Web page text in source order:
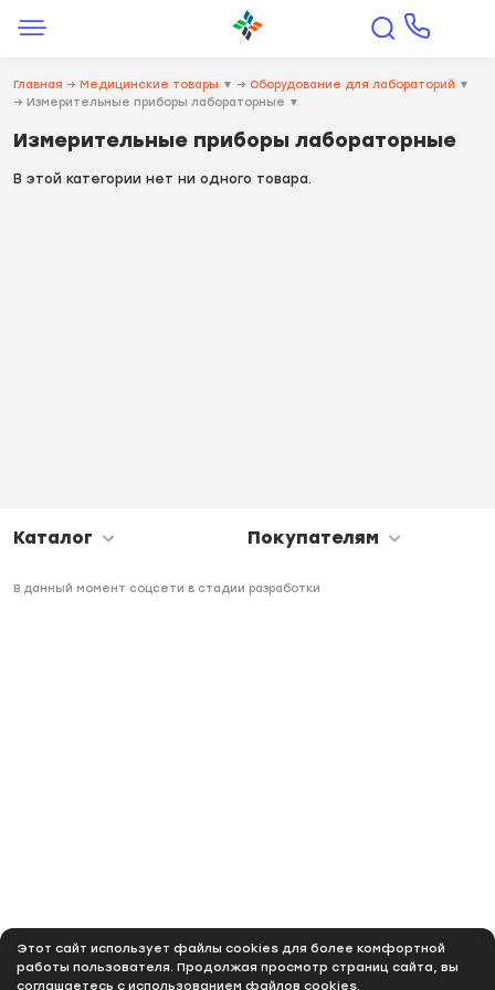
Этот сайт использует файлы cookies для более комфортной
работы пользователя. Продолжая просмотр страниц сайта, вы
соглашаетесь с использованием файлов cookies.
Главная → Медицинские товары ▼ → Оборудование для лабораторий ▼
→ Измерительные приборы лабораторные ▼
Измерительные приборы лабораторные
В этой категории нет ни одного товара.
Каталог Покупателям
В данный момент соцсети в стадии разработки